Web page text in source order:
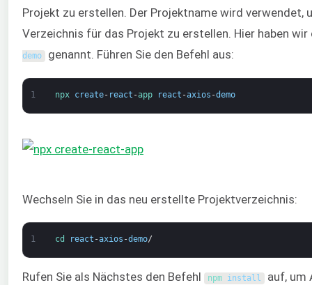
Projekt zu erstellen. Der Projektname wird verwendet,
Verzeichnis für das Projekt zu erstellen. Hier haben
demo genannt. Führen Sie den Befehl aus:
1 npx create- react -app react -axios -demo
Wechseln Sie in das neu erstellte Projektverzeichnis:
1 cd react -axios -demo/
Rufen Sie als Nächstes den Befehl npm install auf, um